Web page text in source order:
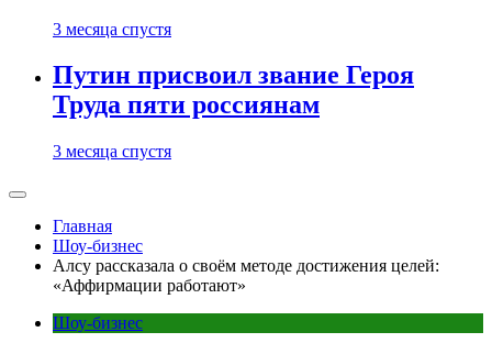
3 месяца спустя
Путин присвоил звание Героя
Труда пяти россиянам
3 месяца спустя
Главная
Шоу-бизнес
Алсу рассказала о своём методе достижения целей:
«Аффирмации работают»
Шоу-бизнес